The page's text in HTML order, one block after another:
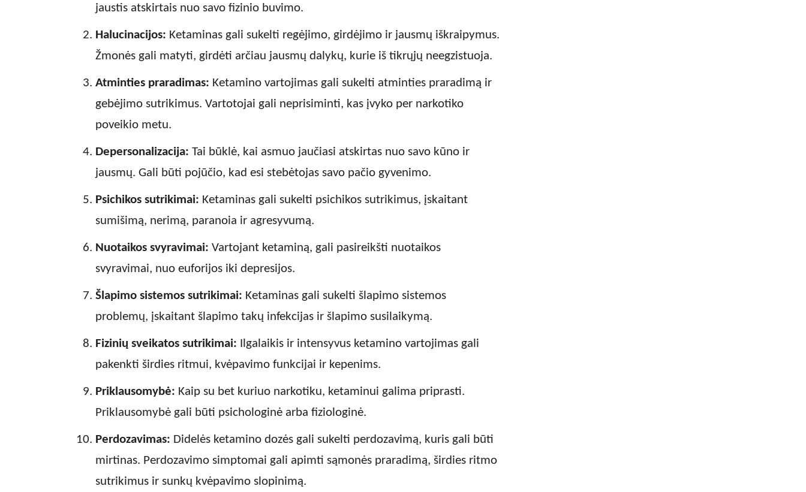
jaustis atskirtais nuo savo fizinio buvimo.
Halucinacijos: Ketaminas gali sukelti regėjimo, girdėjimo ir jausmų iškraipymus.
Žmonės gali matyti, girdėti arčiau jausmų dalykų, kurie iš tikrųjų neegzistuoja.
Atminties praradimas: Ketamino vartojimas gali sukelti atminties praradimą ir
gebėjimo sutrikimus. Vartotojai gali neprisiminti, kas įvyko per narkotiko
poveikio metu.
Depersonalizacija: Tai būklė, kai asmuo jaučiasi atskirtas nuo savo kūno ir
jausmų. Gali būti pojūčio, kad esi stebėtojas savo pačio gyvenimo.
Psichikos sutrikimai: Ketaminas gali sukelti psichikos sutrikimus, įskaitant
sumišimą, nerimą, paranoia ir agresyvumą.
Nuotaikos svyravimai: Vartojant ketaminą, gali pasireikšti nuotaikos
svyravimai, nuo euforijos iki depresijos.
Šlapimo sistemos sutrikimai: Ketaminas gali sukelti šlapimo sistemos
problemų, įskaitant šlapimo takų infekcijas ir šlapimo susilaikymą.
Fizinių sveikatos sutrikimai: Ilgalaikis ir intensyvus ketamino vartojimas gali
pakenkti širdies ritmui, kvėpavimo funkcijai ir kepenims.
Priklausomybė: Kaip su bet kuriuo narkotiku, ketaminui galima priprasti.
Priklausomybė gali būti psichologinė arba fiziologinė.
Perdozavimas: Didelės ketamino dozės gali sukelti perdozavimą, kuris gali būti
mirtinas. Perdozavimo simptomai gali apimti sąmonės praradimą, širdies ritmo
sutrikimus ir sunkų kvėpavimo slopinimą.